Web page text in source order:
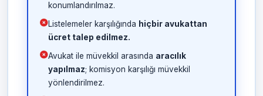
konumlandırılmaz.
Listelemeler karşılığında hiçbir avukattan
ücret talep edilmez.
Avukat ile müvekkil arasında aracılık
yapılmaz; komisyon karşılığı müvekkil
yönlendirilmez.